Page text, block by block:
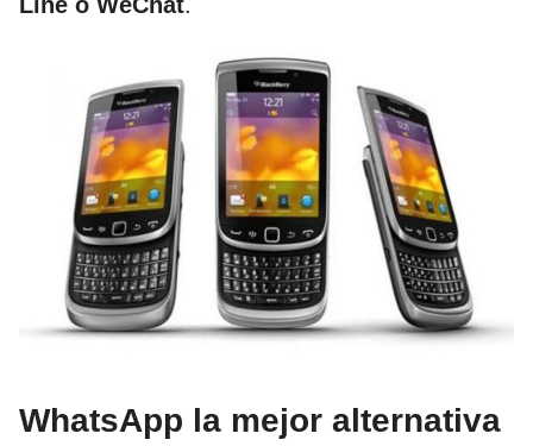
WhatsApp la mejor alternativa